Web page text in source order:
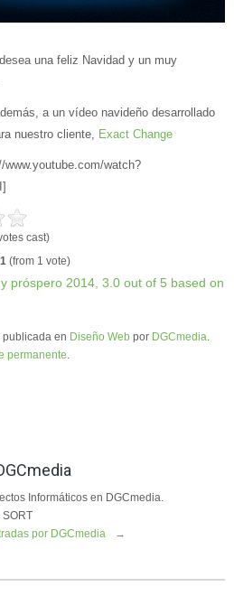
una feliz Navidad y un muy
a un vídeo navideño desarrollado
nuestro cliente, Exact Change
www.youtube.com/watch?
cast)
(from 1 vote)
próspero 2014 3.0 out of 5 based on
publicada en Diseño Web por DGCmedia
permanente
Informáticos en DGCmedia.
por DGCmedia
→